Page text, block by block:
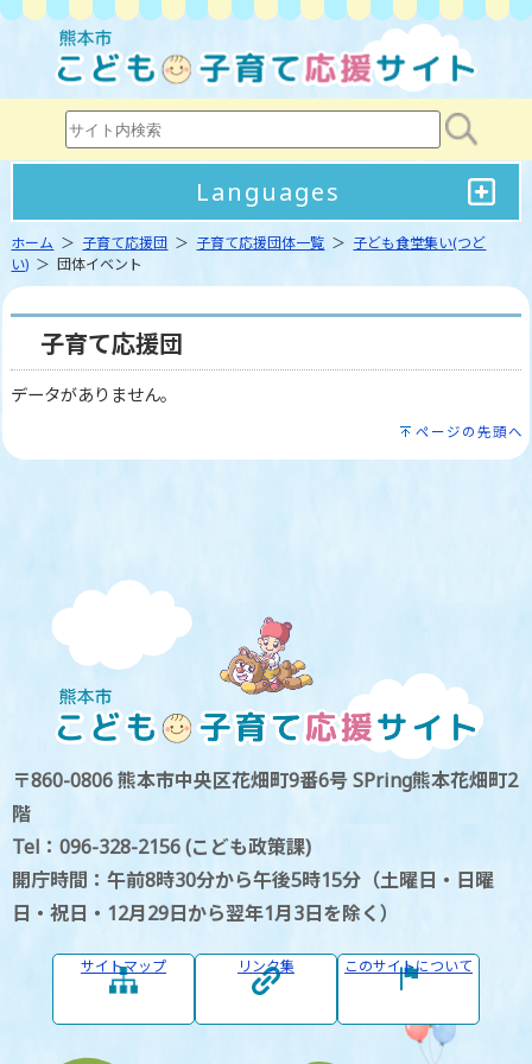
Languages
ホーム ＞ 子育て応援団 ＞ 子育て応援団体一覧 ＞ 子ども食堂集い(つど
い) ＞ 団体イベント
子育て応援団
データがありません。
ページの先頭へ
〒860-0806 熊本市中央区花畑町9番6号 SPring熊本花畑町2
階
Tel：096-328-2156 (こども政策課)
開庁時間：午前8時30分から午後5時15分（土曜日・日曜
日・祝日・12月29日から翌年1月3日を除く）
サイトマップ リンク集 このサイトについて